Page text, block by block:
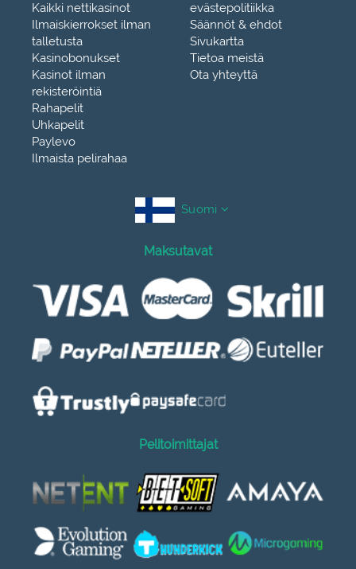
Kaikki nettikasinot
Ilmaiskierrokset ilman
talletusta
Kasinobonukset
Kasinot ilman
rekisteröintiä
Rahapelit
Uhkapelit
Paylevo
Ilmaista pelirahaa
evästepolitiikka
Säännöt & ehdot
Sivukartta
Tietoa meistä
Ota yhteyttä
Suomi
Maksutavat
Pelitoimittajat